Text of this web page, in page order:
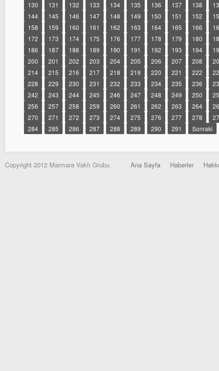
130
131 132 133 134 135 136 137 138
144
145 146 147 148 149 150 151 152
158
159 160 161 162 163 164 165 166
172
173 174 175 176 177 178 179 180
186
187 188 189 190 191 192 193 194
200
201 202 203 204 205 206 207 208
214
215 216 217 218 219 220 221 222
228
229 230 231 232 233 234 235 236
242
243 244 245 246 247 248 249 250
256
257 258 259 260 261 262 263 264
270
271 272 273 274 275 276 277 278
284
285 286 287 288 289 290 291 Sonraki
Copyright 2012 Marmara Vakfı Grubu. Ana Sayfa Haberler